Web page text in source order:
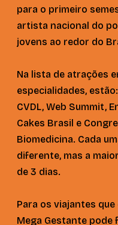
para o primeiro
artista nacional do
jovens ao redor do
Na lista de atrações
especialidades,
CVDL, Web Summit,
Cakes Brasil e
Biomedicina. Cada
diferente, mas a
de 3 dias.
Para os viajantes que
Mega Gestante pode